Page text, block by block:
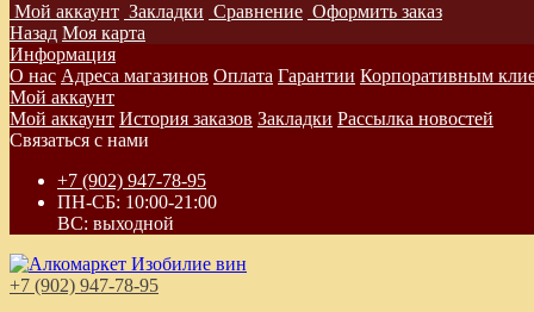
Мой аккаунт Закладки Сравнение Оформить заказ
Назад Моя карта
Информация
О нас Адреса магазинов Оплата Гарантии Корпоративным
Мой аккаунт
Мой аккаунт История заказов Закладки Рассылка новостей
Связаться с нами
+7 (902) 947-78-95
ПН-СБ: 10:00-21:00
ВС: выходной
+7 (902) 947-78-95